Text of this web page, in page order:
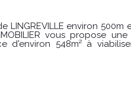
LINGREVILLE environ 500m
vous propose
d'environ 548m² à